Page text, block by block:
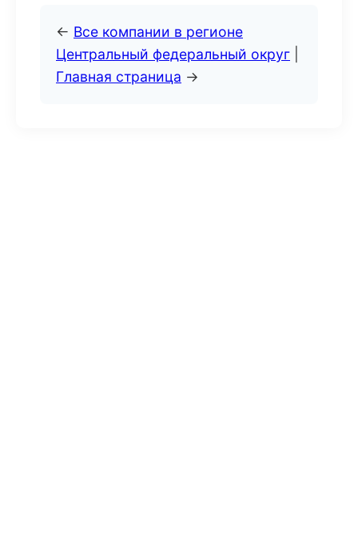
← Все компании в регионе
Центральный федеральный округ
Главная страница →